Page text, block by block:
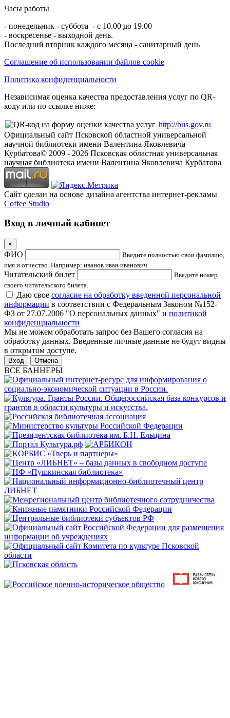
Часы работы
- понедельник - суббота - с 10.00 до 19.00
- воскресенье - выходной день.
Последний вторник каждого месяца - санитарный день
Соглашение об использовании файлов cookie
Политика конфиденциальности
Независимая оценка качества предоставления услуг по QR-
коду или по ссылке ниже:
http://bus.gov.ru
Официальный сайт Псковской областной универсальной
научной библиотеки имени Валентина Яковлевича
Курбатова© 2009 - 2026 Псковская областная универсальная
научная библиотека имени Валентина Яковлевича Курбатова
Сайт сделан на основе дизайна агентства интернет-рекламы
Coffee Studio
Вход в личный кабинет
×
ФИО
Введите полностью свои фамилию,
имя и отчество. Например: иванов иван иванович
Читательский билет
Введите номер
своего читательского билета.
Даю свое согласие на обработку введенной персональной
информации в соответствии с Федеральным Законом №152-
ФЗ от 27.07.2006 "О персональных данных" и политикой
конфиденциальности
Мы не можем обработать запрос без Вашего согласия на
обработку данных. Введенные личные данные не будут видны
в открытом доступе.
Отмена
ВСЕ БАННЕРЫ